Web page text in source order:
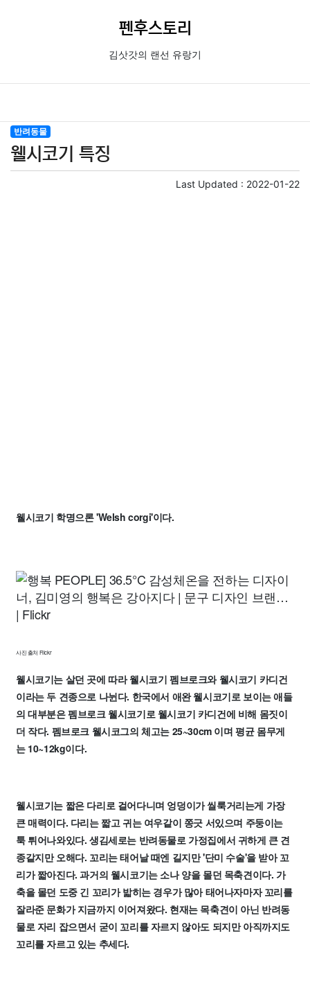
펜후스토리
김삿갓의 랜선 유랑기
반려동물
웰시코기 특징
Last Updated : 2022-01-22
웰시코기 학명으론 'Welsh corgi'이다.
사진 출처 Flickr
웰시코기는 살던 곳에 따라 웰시코기 펨브로크와 웰시코기 카디건
이라는 두 견종으로 나뉜다. 한국에서 애완 웰시코기로 보이는 애들
의 대부분은 펨브로크 웰시코기로 웰시코기 카디건에 비해 몸짓이
더 작다. 펨브로크 웰시코그의 체고는 25~30cm 이며 평균 몸무게
는 10~12kg이다.
웰시코기는 짧은 다리로 걸어다니며 엉덩이가 씰룩거리는게 가장
큰 매력이다. 다리는 짧고 귀는 여우같이 쫑긋 서있으며 주둥이는
툭 튀어나와있다. 생김세로는 반려동물로 가정집에서 귀하게 큰 견
종같지만 오해다. 꼬리는 태어날 때엔 길지만 '단미 수술'을 받아 꼬
리가 짧아진다. 과거의 웰시코기는 소나 양을 몰던 목축견이다. 가
축을 몰던 도중 긴 꼬리가 밟히는 경우가 많아 태어나자마자 꼬리를
잘라준 문화가 지금까지 이어져왔다. 현재는 목축견이 아닌 반려동
물로 자리 잡으면서 굳이 꼬리를 자르지 않아도 되지만 아직까지도
꼬리를 자르고 있는 추세다.